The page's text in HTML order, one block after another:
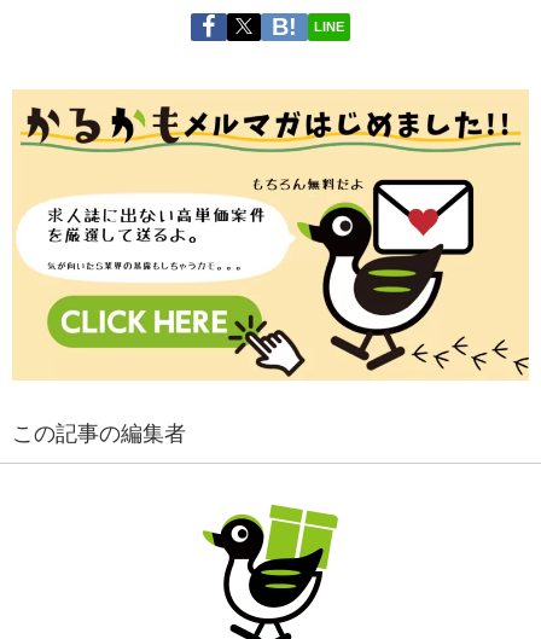
LINE
この記事の編集者